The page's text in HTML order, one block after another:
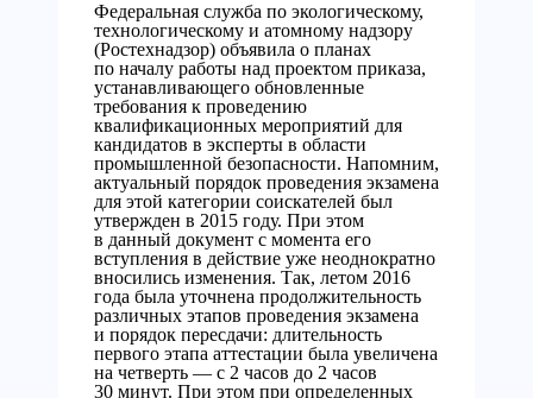
Федеральная служба по экологическому,
технологическому и атомному надзору
(Ростехнадзор) объявила о планах
по началу работы над проектом приказа,
устанавливающего обновленные
требования к проведению
квалификационных мероприятий для
кандидатов в эксперты в области
промышленной безопасности. Напомним,
актуальный порядок проведения экзамена
для этой категории соискателей был
утвержден в 2015 году. При этом
в данный документ с момента его
вступления в действие уже неоднократно
вносились изменения. Так, летом 2016
года была уточнена продолжительность
различных этапов проведения экзамена
и порядок пересдачи: длительность
первого этапа аттестации была увеличена
на четверть — с 2 часов до 2 часов
30 минут. При этом при определенных